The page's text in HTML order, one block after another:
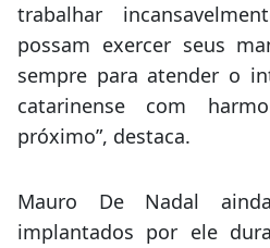
trabalhar
possam exercer seus
sempre para atender o
catarinense com
próximo”, destaca.
Mauro De Nadal
implantados por ele